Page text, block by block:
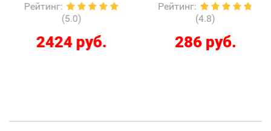
Рейтинг:
(5.0)
2424 руб.
Рейтинг:
(4.8)
286 руб.